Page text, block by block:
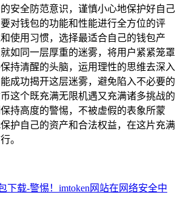
安全防范意识，谨慎小心地保护好自己
对钱包的功能和性能进行全方位的评
使用习惯，选择最适合自己的钱包产
如同一层厚重的迷雾，将用户紧紧笼罩
持清醒的头脑，运用理性的思维去深入
成功揭开这层迷雾，避免陷入不必要的
这个既充满无限机遇又充满诸多挑战的
持高度的警惕，不被虚假的表象所蒙
护自己的资产和合法权益，在这片充满
。
下载-警惕！imtoken网站在网络安全中